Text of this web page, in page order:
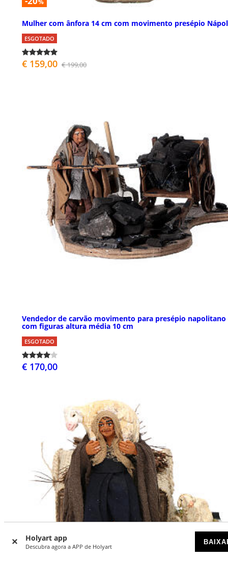
Holyart app
Descubra agora a APP de Holyart
%
Mulher com ânfora 14 cm com movimento presépio
ESGOTADO
€ 159,00 € 199,00
Vendedor de carvão movimento para presépio napolitano
com figuras altura média 10 cm
ESGOTADO
€ 170,00